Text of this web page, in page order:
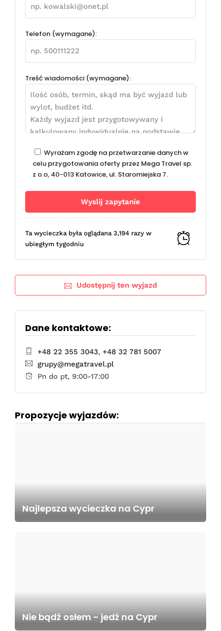
Telefon (wymagane):
Treść wiadomości (wymagane):
Wyrażam zgodę na przetwarzanie danych w
celu przygotowania oferty przez Mega Travel sp.
z o.o, 40-013 Katowice, ul. Staromiejska 7.
Ta wycieczka była oglądana 3,194 razy w
ubiegłym tygodniu
Udostępnij ten wyjazd
Dane kontaktowe:
+48 22 355 3043, +48 32 781 5007
grupy@megatravel.pl
Pn do pt, 9:00-17:00
Propozycje wyjazdów:
Najlepsza wycieczka na Cypr
Nie bądź osłem - jedź na Cypr